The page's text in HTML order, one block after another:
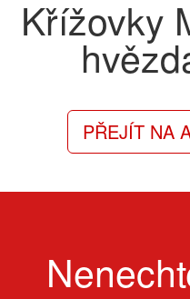
Křížovky
PŘEJÍT NA